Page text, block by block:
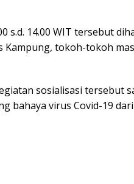
s.d. 14.00 WIT tersebut
Kampung, tokoh-tokoh
sosialisasi tersebut
bahaya virus Covid-19